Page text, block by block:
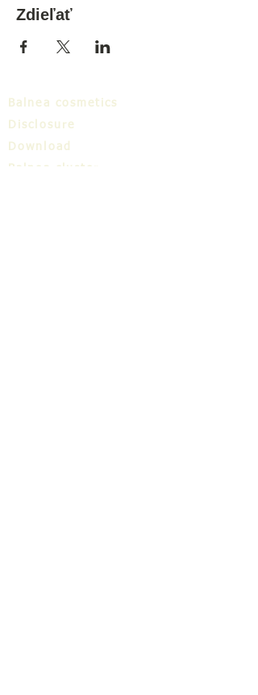
Zdieľať
Balnea cosmetics
Disclosure
Download
Balnea cluster